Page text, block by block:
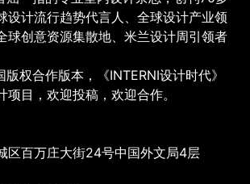
设计流行趋势代言人、全球设计产业领
球创意资源集散地、米兰设计周引领者
权合作版本，《INTERNI设计时代》
项目，欢迎投稿，欢迎合作。
区百万庄大街24号中国外文局4层